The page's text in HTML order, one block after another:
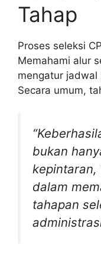
Tahap
Proses seleksi
Memahami alur
mengatur
Secara umum,
bukan
kepintaran,
dalam
tahapan